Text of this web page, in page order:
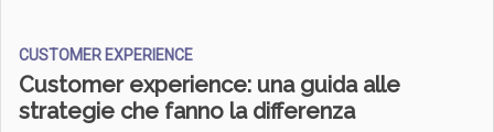
CUSTOMER EXPERIENCE
Customer experience: una guida alle
strategie che fanno la differenza